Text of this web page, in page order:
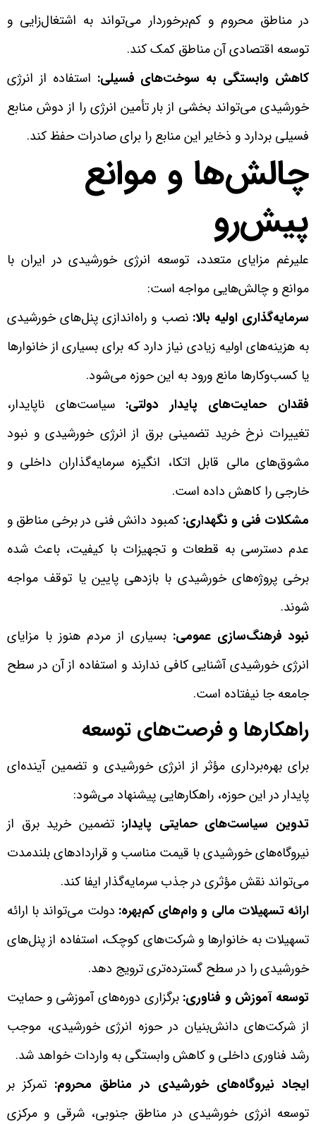
در مناطق محروم و کم‌برخوردار می‌تواند به اشتغال‌زایی و
توسعه اقتصادی آن مناطق کمک کند.
کاهش وابستگی به سوخت‌های فسیلی: استفاده از انرژی
خورشیدی می‌تواند بخشی از بار تأمین انرژی را از دوش منابع
فسیلی بردارد و ذخایر این منابع را برای صادرات حفظ کند.
چالش‌ها و موانع
پیش‌رو
علیرغم مزایای متعدد، توسعه انرژی خورشیدی در ایران با
موانع و چالش‌هایی مواجه است:
سرمایه‌گذاری اولیه بالا: نصب و راه‌اندازی پنل‌های خورشیدی
به هزینه‌های اولیه زیادی نیاز دارد که برای بسیاری از خانوارها
یا کسب‌وکارها مانع ورود به این حوزه می‌شود.
فقدان حمایت‌های پایدار دولتی: سیاست‌های ناپایدار،
تغییرات نرخ خرید تضمینی برق از انرژی خورشیدی و نبود
مشوق‌های مالی قابل اتکا، انگیزه سرمایه‌گذاران داخلی و
خارجی را کاهش داده است.
مشکلات فنی و نگهداری: کمبود دانش فنی در برخی مناطق و
عدم دسترسی به قطعات و تجهیزات با کیفیت، باعث شده
برخی پروژه‌های خورشیدی با بازدهی پایین یا توقف مواجه
شوند.
نبود فرهنگ‌سازی عمومی: بسیاری از مردم هنوز با مزایای
انرژی خورشیدی آشنایی کافی ندارند و استفاده از آن در سطح
جامعه جا نیفتاده است.
راهکارها و فرصت‌های توسعه
برای بهره‌برداری مؤثر از انرژی خورشیدی و تضمین آینده‌ای
پایدار در این حوزه، راهکارهایی پیشنهاد می‌شود:
تدوین سیاست‌های حمایتی پایدار: تضمین خرید برق از
نیروگاه‌های خورشیدی با قیمت مناسب و قراردادهای بلندمدت
می‌تواند نقش مؤثری در جذب سرمایه‌گذار ایفا کند.
ارائه تسهیلات مالی و وام‌های کم‌بهره: دولت می‌تواند با ارائه
تسهیلات به خانوارها و شرکت‌های کوچک، استفاده از پنل‌های
خورشیدی را در سطح گسترده‌تری ترویج دهد.
توسعه آموزش و فناوری: برگزاری دوره‌های آموزشی و حمایت
از شرکت‌های دانش‌بنیان در حوزه انرژی خورشیدی، موجب
رشد فناوری داخلی و کاهش وابستگی به واردات خواهد شد.
ایجاد نیروگاه‌های خورشیدی در مناطق محروم: تمرکز بر
توسعه انرژی خورشیدی در مناطق جنوبی، شرقی و مرکزی